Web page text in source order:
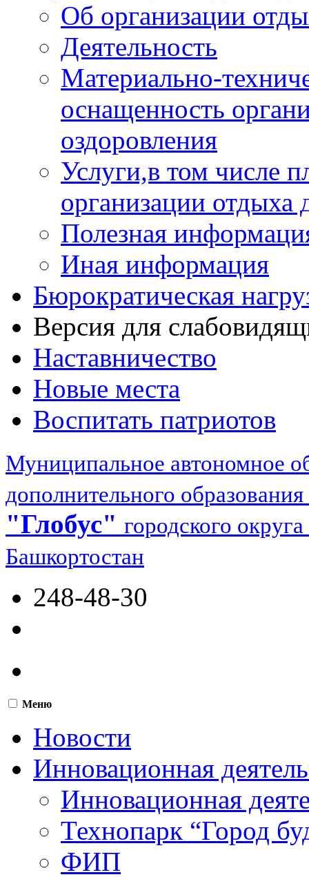
Об организации
Деятельность
Материально-
оснащенность
оздоровления
Услуги,в том числе
организации отдыха
Полезная
Иная информация
Бюрократическая
Версия для
Наставничество
Новые места
Воспитать патриотов
Муниципальное автономное
дополнительного образования
"Глобус" городского
Башкортостан
248-48-30
Меню
Новости
Инновационная
Инновационная
Технопарк “Город
ФИП